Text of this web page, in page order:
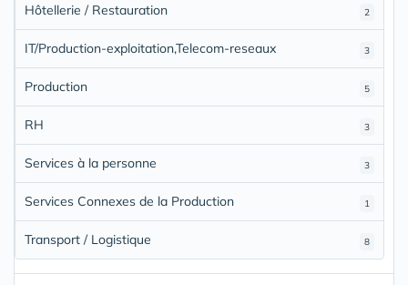
2
Hôtellerie / Restauration
3
IT/Production-exploitation,Telecom-reseaux
5
Production
3
RH
3
Services à la personne
1
Services Connexes de la Production
8
Transport / Logistique